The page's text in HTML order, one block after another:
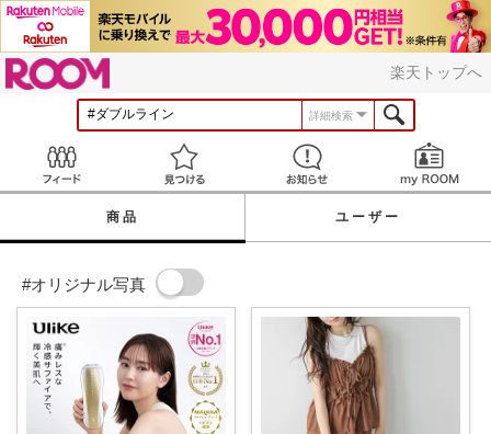
楽天トップへ
詳細検索
見つける お知らせ
商品 ユーザー
#オリジナル写真